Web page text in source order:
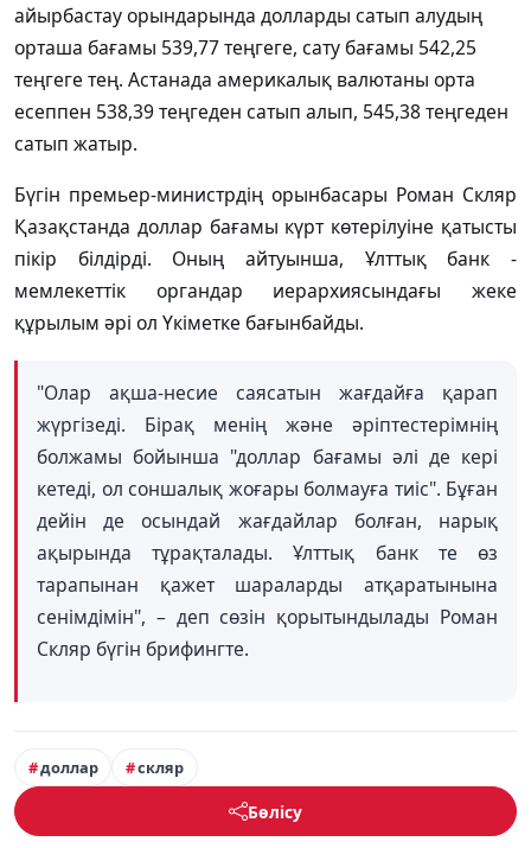
айырбастау орындарында долларды сатып алудың
орташа бағамы 539,77 теңгеге, сату бағамы 542,25
теңгеге тең. Астанада америкалық валютаны орта
есеппен 538,39 теңгеден сатып алып, 545,38 теңгеден
сатып жатыр.
Бүгін премьер-министрдің орынбасары Роман Скляр
Қазақстанда доллар бағамы күрт көтерілуіне қатысты
пікір білдірді. Оның айтуынша, Ұлттық банк -
мемлекеттік органдар иерархиясындағы жеке
құрылым әрі ол Үкіметке бағынбайды.
"Олар ақша-несие саясатын жағдайға қарап
жүргізеді. Бірақ менің және әріптестерімнің
болжамы бойынша "доллар бағамы әлі де кері
кетеді, ол соншалық жоғары болмауға тиіс". Бұған
дейін де осындай жағдайлар болған, нарық
ақырында тұрақталады. Ұлттық банк те өз
тарапынан қажет шараларды атқаратынына
сенімдімін", – деп сөзін қорытындылады Роман
Скляр бүгін брифингте.
доллар скляр
Бөлісу